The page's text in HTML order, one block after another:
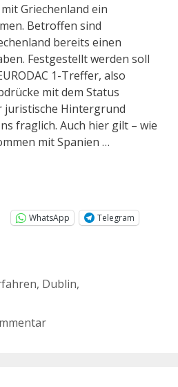
Griechenland ein
Betroffen sind
bereits einen
Festgestellt werden soll
1-Treffer, also
mit dem Status
juristische Hintergrund
fraglich. Auch hier gilt – wie
mit Spanien …
WhatsApp
Telegram
, Dublin,